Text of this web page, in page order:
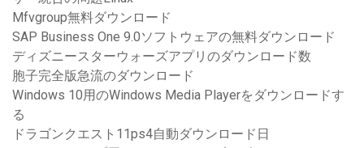
Mfvgroup無料ダウンロード
SAP Business One 9.0ソフトウェアの無料ダウンロード
ディズニースターウォーズアプリのダウンロード数
胞子完全版急流のダウンロード
Windows 10用のWindows Media Playerをダウンロードす
る
ドラゴンクエスト11ps4自動ダウンロード日